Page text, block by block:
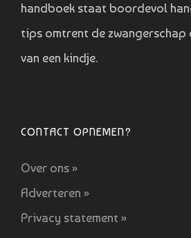
handboek staat boordevol
tips omtrent de zwangerschap
van een kindje.
CONTACT OPNEMEN?
Over ons »
Adverteren »
Privacy statement »